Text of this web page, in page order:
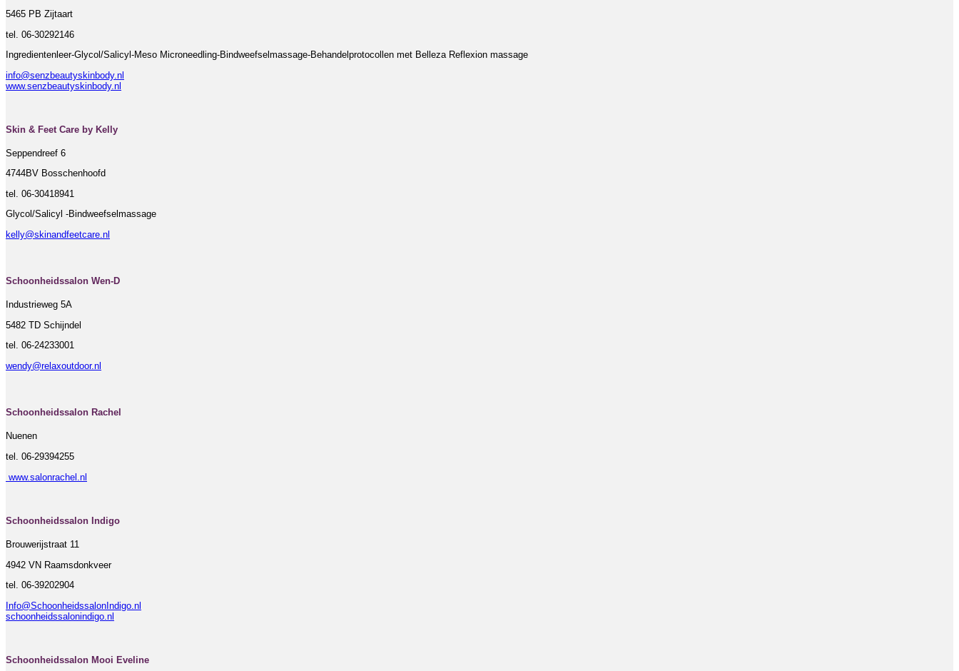
5465 PB Zijtaart
tel. 06-30292146
Ingredientenleer-Glycol/Salicyl-Meso Microneedling-Bindweefselmassage-Behandelprotocollen met Belleza Reflexion massage
info@senzbeautyskinbody.nl
www.senzbeautyskinbody.nl
Skin & Feet Care by Kelly
Seppendreef 6
4744BV Bosschenhoofd
tel. 06-30418941
Glycol/Salicyl -Bindweefselmassage
kelly@skinandfeetcare.nl
Schoonheidssalon Wen-D
Industrieweg 5A
5482 TD Schijndel
tel. 06-24233001
wendy@relaxoutdoor.nl
Schoonheidssalon Rachel
Nuenen
tel. 06-29394255
www.salonrachel.nl
Schoonheidssalon Indigo
Brouwerijstraat 11
4942 VN Raamsdonkveer
tel. 06-39202904
Info@SchoonheidssalonIndigo.nl
schoonheidssalonindigo.nl
Schoonheidssalon Mooi Eveline